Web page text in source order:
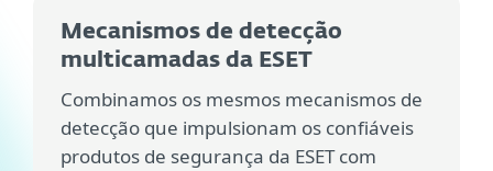
Mecanismos de detecção
multicamadas da ESET
Combinamos os mesmos mecanismos de
detecção que impulsionam os confiáveis
produtos de segurança da ESET com